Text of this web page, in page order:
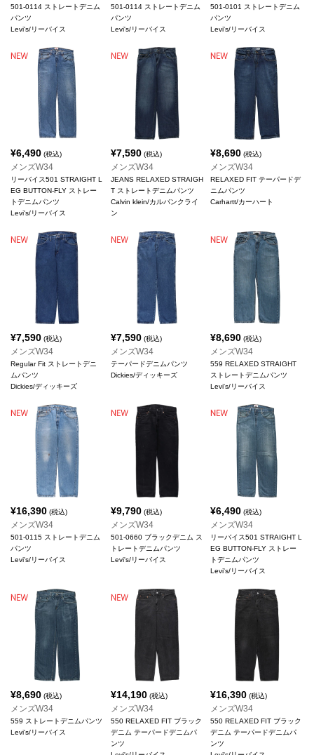
501-0114 ストレートデニム
パンツ
Levi's/リーバイス
501-0114 ストレートデニム
パンツ
Levi's/リーバイス
501-0101 ストレートデニム
パンツ
Levi's/リーバイス
¥6,490 (税込)
メンズW34
リーバイス501 STRAIGHT L
EG BUTTON-FLY ストレー
トデニムパンツ
Levi's/リーバイス
¥7,590(税込)
メンズW34
JEANS RELAXED STRAIGH
T ストレートデニムパンツ
Calvin klein/カルバンクライ
ン
¥8,690 (税込)
メンズW34
RELAXED FIT テーパードデ
ニムパンツ
Carhartt/カーハート
¥7,590 (税込)
メンズW34
Regular Fit ストレートデニ
ムパンツ
Dickies/ディッキーズ
¥7,590(税込)
メンズW34
テーパードデニムパンツ
Dickies/ディッキーズ
¥8,690 (税込)
メンズW34
559 RELAXED STRAIGHT
ストレートデニムパンツ
Levi's/リーバイス
¥16,390 (税込)
メンズW34
501-0115 ストレートデニム
パンツ
Levi's/リーバイス
¥9,790(税込)
メンズW34
501-0660 ブラックデニム ス
トレートデニムパンツ
Levi's/リーバイス
¥6,490 (税込)
メンズW34
リーバイス501 STRAIGHT L
EG BUTTON-FLY ストレー
トデニムパンツ
Levi's/リーバイス
¥8,690 (税込)
メンズW34
559 ストレートデニムパンツ
Levi's/リーバイス
¥14,190(税込)
メンズW34
550 RELAXED FIT ブラック
デニム テーパードデニムパ
ンツ
¥16,390 (税込)
メンズW34
550 RELAXED FIT ブラック
デニム テーパードデニムパ
ンツ